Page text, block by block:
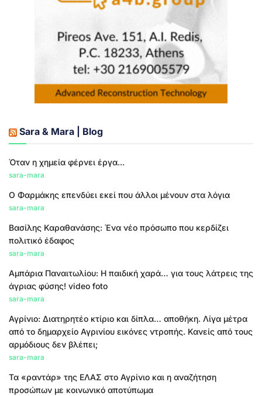
Sara & Mara | Blog
Όταν η χημεία φέρνει έργα...
sara-mara
Ο Φαρμάκης επενδύει εκεί που άλλοι μένουν στα λόγια
sara-mara
Βασίλης Καραθανάσης: Ένα νέο πρόσωπο που κερδίζει
πολιτικό έδαφος
sara-mara
Αμπάρια Παναιτωλίου: Η παιδική χαρά… για τους λάτρεις της
άγριας φύσης! video foto
sara-mara
Αγρίνιο: Διατηρητέο κτίριο και δίπλα… αποθήκη. Λίγα μέτρα
από το δημαρχείο Αγρινίου εικόνες ντροπής. Κανείς από τους
αρμόδιους δεν βλέπει;
sara-mara
Τα «ραντάρ» της ΕΛΑΣ στο Αγρίνιο και η αναζήτηση
προσώπων με κοινωνικό αποτύπωμα